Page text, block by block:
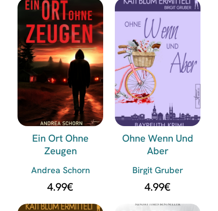
Ein Ort Ohne
Zeugen
Andrea Schorn
4.99€
Ohne Wenn Und
Aber
Birgit Gruber
4.99€